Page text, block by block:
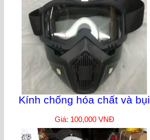
Kính chống hóa chất và bụi
Giá: 100,000 VNĐ